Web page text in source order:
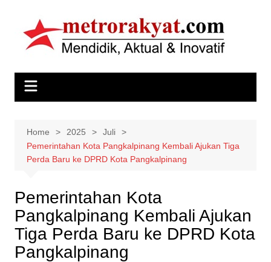
content
Home 2025
Juli
Pemerintahan Kota Pangkalpinang Kembali Ajukan Tiga
Perda Baru ke DPRD Kota Pangkalpinang
Pemerintahan Kota
Pangkalpinang Kembali Ajukan
Tiga Perda Baru ke DPRD Kota
Pangkalpinang